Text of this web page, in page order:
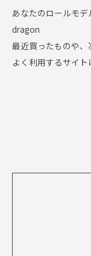
あなたのロールモ
dragon
最近買ったものや
よく利用するサイ